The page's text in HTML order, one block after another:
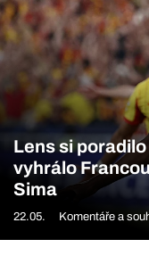
Lens si
vyhrálo
Sima
22.05. Komentáře a